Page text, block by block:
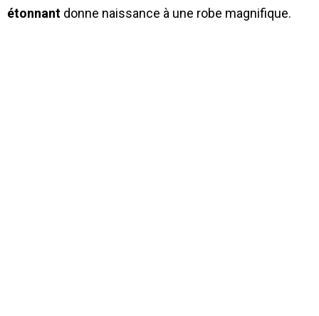
étonnant donne naissance à une robe magnifique.